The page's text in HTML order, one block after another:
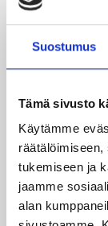
Suostumus
Tämä sivusto
Käytämme
tukemiseen ja
jaamme
alan
ToPon
kantanut
runkosarjan
mennessä
taipunut
kiivasta